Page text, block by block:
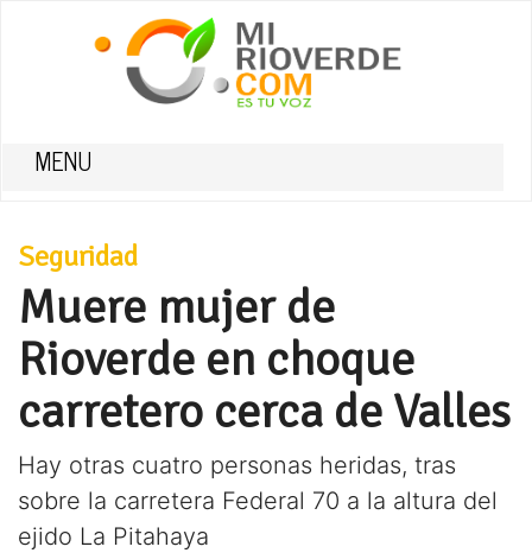
MENU
Seguridad
Muere mujer de
Rioverde en choque
carretero cerca de Valles
Hay otras cuatro personas heridas, tras
sobre la carretera Federal 70 a la altura del
ejido La Pitahaya